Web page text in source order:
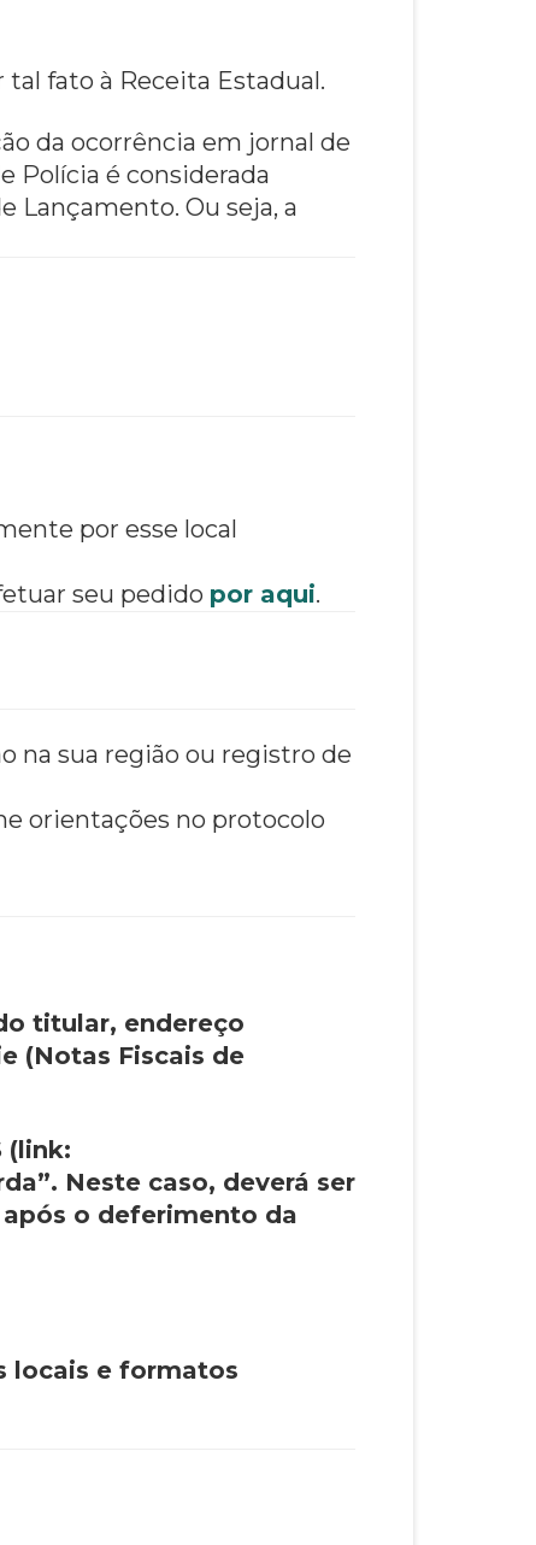
fato à Receita Estadual.
da ocorrência em jornal de
Polícia é considerada
Lançamento. Ou seja, a
por esse local
seu pedido por aqui.
na sua região ou registro de
orientações no protocolo
titular, endereço
(Notas Fiscais de
(link:
Neste caso, deverá ser
o deferimento da
locais e formatos